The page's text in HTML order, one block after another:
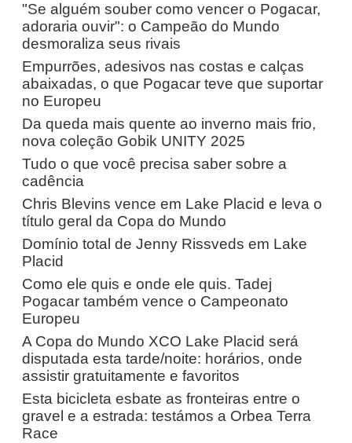
"Se alguém souber como vencer o Pogacar,
adoraria ouvir": o Campeão do Mundo
desmoraliza seus rivais
Empurrões, adesivos nas costas e calças
abaixadas, o que Pogacar teve que suportar
no Europeu
Da queda mais quente ao inverno mais frio,
nova coleção Gobik UNITY 2025
Tudo o que você precisa saber sobre a
cadência
Chris Blevins vence em Lake Placid e leva o
título geral da Copa do Mundo
Domínio total de Jenny Rissveds em Lake
Placid
Como ele quis e onde ele quis. Tadej
Pogacar também vence o Campeonato
Europeu
A Copa do Mundo XCO Lake Placid será
disputada esta tarde/noite: horários, onde
assistir gratuitamente e favoritos
Esta bicicleta esbate as fronteiras entre o
gravel e a estrada: testámos a Orbea Terra
Race